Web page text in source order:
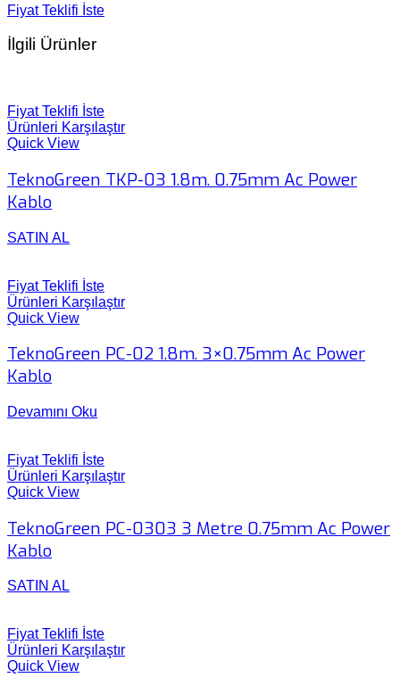
Fiyat Teklifi İste
İlgili Ürünler
Fiyat Teklifi İste
Ürünleri Karşılaştır
Quick View
TeknoGreen TKP-03 1.8m. 0.75mm Ac Power
Kablo
SATIN AL
Fiyat Teklifi İste
Ürünleri Karşılaştır
Quick View
TeknoGreen PC-02 1.8m. 3×0.75mm Ac Power
Kablo
Devamını Oku
Fiyat Teklifi İste
Ürünleri Karşılaştır
Quick View
TeknoGreen PC-0303 3 Metre 0.75mm Ac Power
Kablo
SATIN AL
Fiyat Teklifi İste
Ürünleri Karşılaştır
Quick View